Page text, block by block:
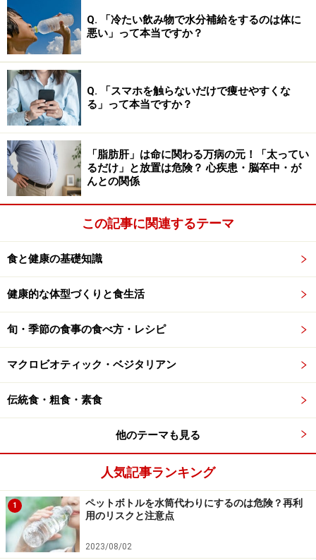
唾液IgAが増加すること
唾液コルチゾールが減少すること
唾液インスリンが増加すること
食前では、唾液αアミラーゼが増加すること
末梢の体温が上昇すること
血液中のリンパ球数が増加すること
インターフェロン－γ産生が高まること
血圧や心拍がより安定すること
が分かったと報告されています。さらに、同論文の中
で、「便秘症や下痢症が音楽療法で改善し、食生活が豊
できます。
うと、より健康増進に役立つことができるかもしれませ
ん。
「好きな音楽」を聞いているときに食べた
物も「好き」？
次に、平成20年度日本調理科学会大会でされた別の研究
についてもご紹介しましょう。「食事環境の違いが食欲
等に及ぼす影響
アンケート調査で、好きな音楽を聴きながら食事をする
Q. 「冷たい飲み物で水分補給をするのは体に
悪い」って本当ですか？
Q. 「スマホを触らないだけで痩せやすくな
る」って本当ですか？
「脂肪肝」は命に関わる万病の元！「太ってい
るだけ」と放置は危険？ 心疾患・脳卒中・が
んとの関係
この記事に関連するテーマ
食と健康の基礎知識
健康的な体型づくりと食生活
旬・季節の食事の食べ方・レシピ
マクロビオティック・ベジタリアン
伝統食・粗食・素食
他のテーマも見る
人気記事ランキング
1
ペットボトルを水筒代わりにするのは危険？再利
用のリスクと注意点
2023/08/02